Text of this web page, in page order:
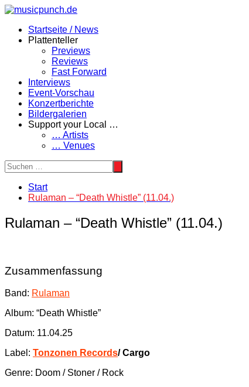
Zum
springenStartseite / News
Plattenteller
Previews
Reviews
Fast Forward
Interviews
Event-Vorschau
Konzertberichte
Bildergalerien
Support your Local …
… Artists
… Venues
Start
Rulaman – “Death Whistle” (11.04.)
Rulaman – “Death Whistle” (11.04.)
Zusammenfassung
Band: Rulaman
Album: “Death Whistle”
Datum: 11.04.25
Label: Tonzonen Records/ Cargo
Genre: Doom / Stoner / Rock